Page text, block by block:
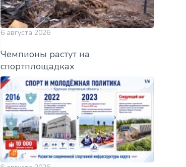
6 августа 2026
Чемпионы растут на
спортплощадках